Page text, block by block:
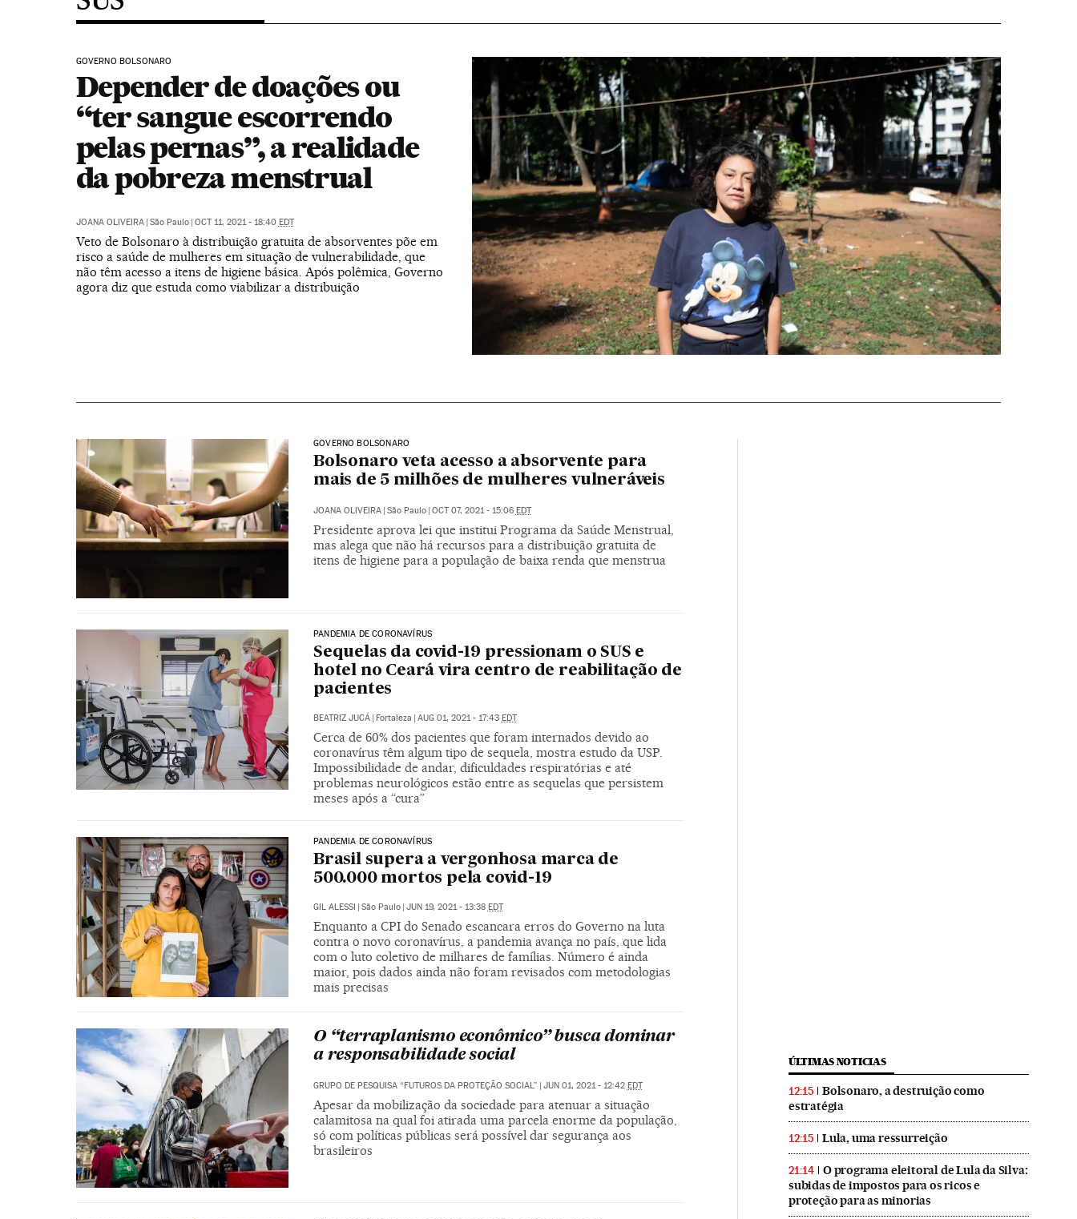
GOVERNO BOLSONARO
Depender de doações ou
“ter sangue escorrendo
pelas pernas”, a realidade
da pobreza menstrual
JOANA OLIVEIRA | São Paulo | OCT 11, 2021 - 18:40 EDT
Veto de Bolsonaro à distribuição gratuita de absorventes põe em
risco a saúde de mulheres em situação de vulnerabilidade, que
não têm acesso a itens de higiene básica. Após polêmica, Governo
agora diz que estuda como viabilizar a distribuição
GOVERNO BOLSONARO
Bolsonaro veta acesso a absorvente para
mais de 5 milhões de mulheres vulneráveis
JOANA OLIVEIRA | São Paulo | OCT 07, 2021 - 15:06 EDT
Presidente aprova lei que institui Programa da Saúde Menstrual,
mas alega que não há recursos para a distribuição gratuita de
itens de higiene para a população de baixa renda que menstrua
PANDEMIA DE CORONAVÍRUS
Sequelas da covid-19 pressionam o SUS e
hotel no Ceará vira centro de reabilitação de
pacientes
BEATRIZ JUCÁ Fortaleza AUG 01, 2021 - 17:43 EDT
Cerca de 60% dos pacientes que foram internados devido ao
coronavírus têm algum tipo de sequela, mostra estudo da USP.
Impossibilidade de andar, dificuldades respiratórias e até
problemas neurológicos estão entre as sequelas que persistem
meses após a “cura”
PANDEMIA DE CORONAVÍRUS
Brasil supera a vergonhosa marca de
500.000 mortos pela covid-19
GIL ALESSI São Paulo JUN 19, 2021 - 13:38 EDT
Enquanto a CPI do Senado escancara erros do Governo na luta
contra o novo coronavírus, a pandemia avança no país, que lida
com o luto coletivo de milhares de famílias. Número é ainda
maior, pois dados ainda não foram revisados com metodologias
mais precisas
O “terraplanismo econômico” busca dominar
a responsabilidade social
GRUPO DE PESQUISA “FUTUROS DA PROTEÇÃO SOCIAL” | JUN 01, 2021 - 12:42 EDT
Apesar da mobilização da sociedade para atenuar a situação
calamitosa na qual foi atirada uma parcela enorme da população,
só com políticas públicas será possível dar segurança aos
brasileiros
ÚLTIMAS NOTICIAS
12:15
Bolsonaro, a destruição como
estratégia
12:15 Lula, uma ressurreição
21:14
O programa eleitoral de Lula da Silva:
subidas de impostos para os ricos e
proteção para as minorias